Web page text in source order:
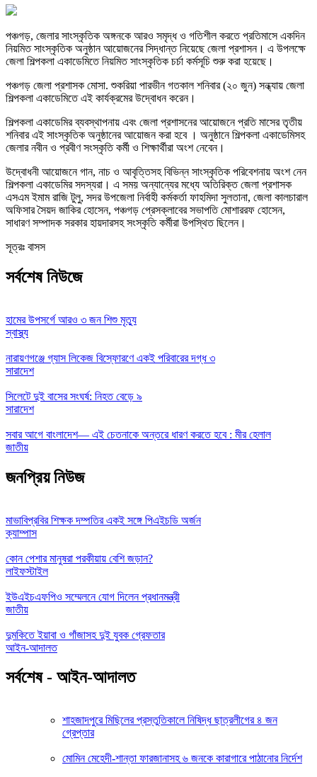
পঞ্চগড়, জেলার সাংস্কৃতিক অঙ্গনকে আরও সমৃদ্ধ ও গতিশীল করতে প্রতিমাসে একদিন
নিয়মিত সাংস্কৃতিক অনুষ্ঠান আয়োজনের সিদ্ধান্ত নিয়েছে জেলা প্রশাসন। এ উপলক্ষে
জেলা শিল্পকলা একাডেমিতে নিয়মিত সাংস্কৃতিক চর্চা কর্মসূচি শুরু করা হয়েছে।
পঞ্চগড় জেলা প্রশাসক মোসা. শুকরিয়া পারভীন গতকাল শনিবার (২০ জুন) সন্ধ্যায় জেলা
শিল্পকলা একাডেমিতে এই কার্যক্রমের উদ্বোধন করেন।
শিল্পকলা একাডেমির ব্যবস্থাপনায় এবং জেলা প্রশাসনের আয়োজনে প্রতি মাসের তৃতীয়
শনিবার এই সাংস্কৃতিক অনুষ্ঠানের আয়োজন করা হবে । অনুষ্ঠানে শিল্পকলা একাডেমিসহ
জেলার নবীন ও প্রবীণ সংস্কৃতি কর্মী ও শিক্ষার্থীরা অংশ নেবেন।
উদ্বোধনী আয়োজনে গান, নাচ ও আবৃত্তিসহ বিভিন্ন সাংস্কৃতিক পরিবেশনায় অংশ নেন
শিল্পকলা একাডেমির সদস্যরা। এ সময় অন্যান্যের মধ্যে অতিরিক্ত জেলা প্রশাসক
এসএম ইমাম রাজি টুলু, সদর উপজেলা নির্বাহী কর্মকর্তা ফাহমিদা সুলতানা, জেলা কালচারাল
অফিসার সৈয়দ জাকির হোসেন, পঞ্চগড় প্রেসক্লাবের সভাপতি মোশাররফ হোসেন,
সাধারণ সম্পাদক সরকার হায়দারসহ সংস্কৃতি কর্মীরা উপস্থিত ছিলেন।
সূত্রঃ বাসস
সর্বশেষ নিউজে
হামের উপসর্গে আরও ৩ জন শিশু মৃত্যু
স্বাস্থ্য
নারায়ণগঞ্জে গ্যাস লিকেজ বিস্ফোরণে একই পরিবারের দগ্ধ ৩
সারাদেশ
সিলেটে দুই বাসের সংঘর্ষ: নিহত বেড়ে ৯
সারাদেশ
সবার আগে বাংলাদেশ— এই চেতনাকে অন্তরে ধারণ করতে হবে : মীর হেলাল
জাতীয়
জনপ্রিয় নিউজ
মাভাবিপ্রবির শিক্ষক দম্পতির একই সঙ্গে পিএইচডি অর্জন
ক্যাম্পাস
কোন পেশার মানুষরা পরকীয়ায় বেশি জড়ান?
লাইফস্টাইল
ইউএইচএফপিও সম্মেলনে যোগ দিলেন প্রধানমন্ত্রী
জাতীয়
দুমকিতে ইয়াবা ও গাঁজাসহ দুই যুবক গ্রেফতার
আইন-আদালত
সর্বশেষ - আইন-আদালত
শাহজাদপুরে মিছিলের প্রস্তুতিকালে নিষিদ্ধ ছাত্রলীগের ৪ জন
গ্রেপ্তার
মোমিন মেহেদী-শান্তা ফারজানাসহ ৬ জনকে কারাগারে পাঠানোর নির্দেশ